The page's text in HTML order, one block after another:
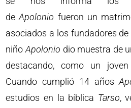
deApolonio fueron un
asociados a los fundadores de
niñoApolonio dio muestra de
destacando, como un
Cuando cumplió 14 años
estudios en la bíblica Tarso,